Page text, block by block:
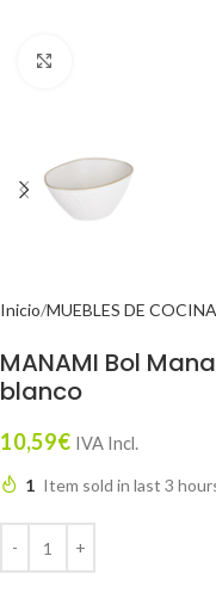
Inicio MUEBLES DE COCINA
MANAMI Bol
blanco
10,59€ IVA Incl.
1 Item sold in last 3